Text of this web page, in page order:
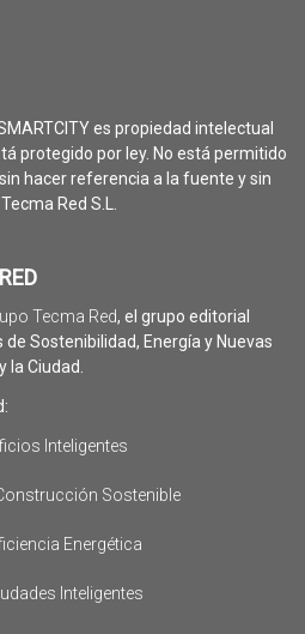
es propiedad intelectual
protegido por ley. No está permitido
hacer referencia a la fuente y sin
Red S.L.
Tecma Red, el grupo editorial
Sostenibilidad, Energía y Nuevas
la Ciudad.
Inteligentes
Sostenible
Energética
Inteligentes